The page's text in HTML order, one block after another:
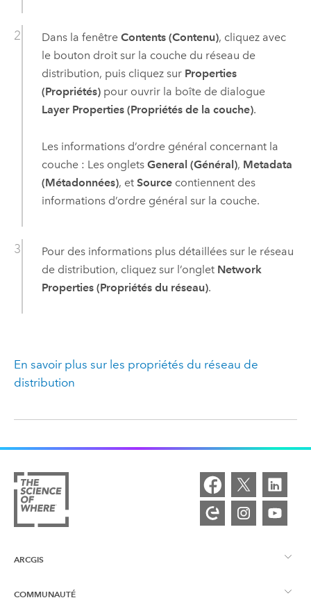
Dans la fenêtre Contents (Contenu), cliquez avec
le bouton droit sur la couche du réseau de
distribution, puis cliquez sur Properties
(Propriétés)pour ouvrir la boîte de dialogue
Layer Properties (Propriétés de la couche).
Les informations d’ordre général concernant la
couche : Les onglets General (Général), Metadata
(Métadonnées), et Sourcecontiennent des
informations d’ordre général sur la couche.
Pour des informations plus détaillées sur le réseau
de distribution, cliquez sur l’onglet Network
Properties (Propriétés du réseau).
En savoir plus sur les propriétés du réseau de
distribution
ARCGIS
Vue d’ensemble d’ArcGIS
COMMUNAUTÉ